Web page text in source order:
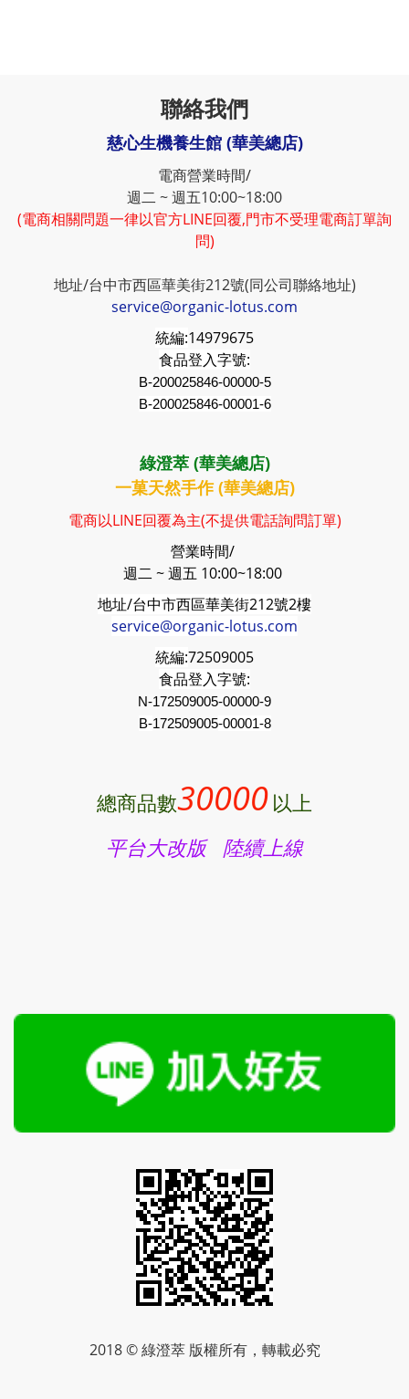
聯絡我們
慈心生機養生館 (華美總店)
電商營業時間/
週二 ~ 週五10:00~18:00
(電商相關問題一律以官方LINE回覆,門市不受理電商訂單詢
問)
地址/台中市西區華美街212號(同公司聯絡地址)
service@organic-lotus.com
統編:14979675
食品登入字號:
B-200025846-00000-5
B-200025846-00001-6
綠澄萃 (華美總店)
一菓天然手作 (華美總店)
電商以LINE回覆為主(不提供電話詢問訂單)
營業時間/
週二 ~ 週五 10:00~18:00
地址/台中市西區華美街212號2樓
service@organic-lotus.com
統編:72509005
食品登入字號:
N-172509005-00000-9
B-172509005-00001-8
總商品數30000 以上
平台大改版 陸續上線
2018 © 綠澄萃 版權所有，轉載必究